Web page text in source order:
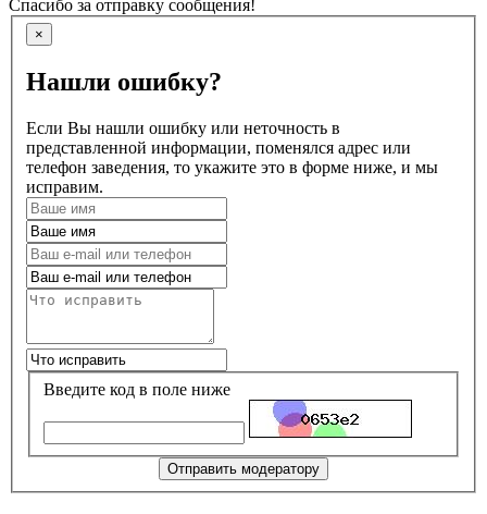
Спасибо за отправку сообщения!
×
Нашли ошибку?
Если Вы нашли ошибку или неточность в
представленной информации, поменялся адрес или
телефон заведения, то укажите это в форме ниже, и мы
исправим.
Введите код в поле ниже
Отправить модератору